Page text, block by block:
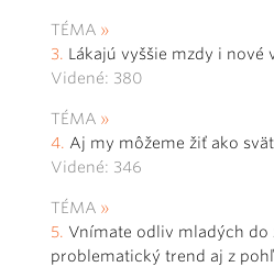
TÉMA
Lákajú vyššie mzdy i nové
Videné: 380
TÉMA
Aj my môžeme žiť ako
Videné: 346
TÉMA
Vnímate odliv mladých do
problematický trend aj z